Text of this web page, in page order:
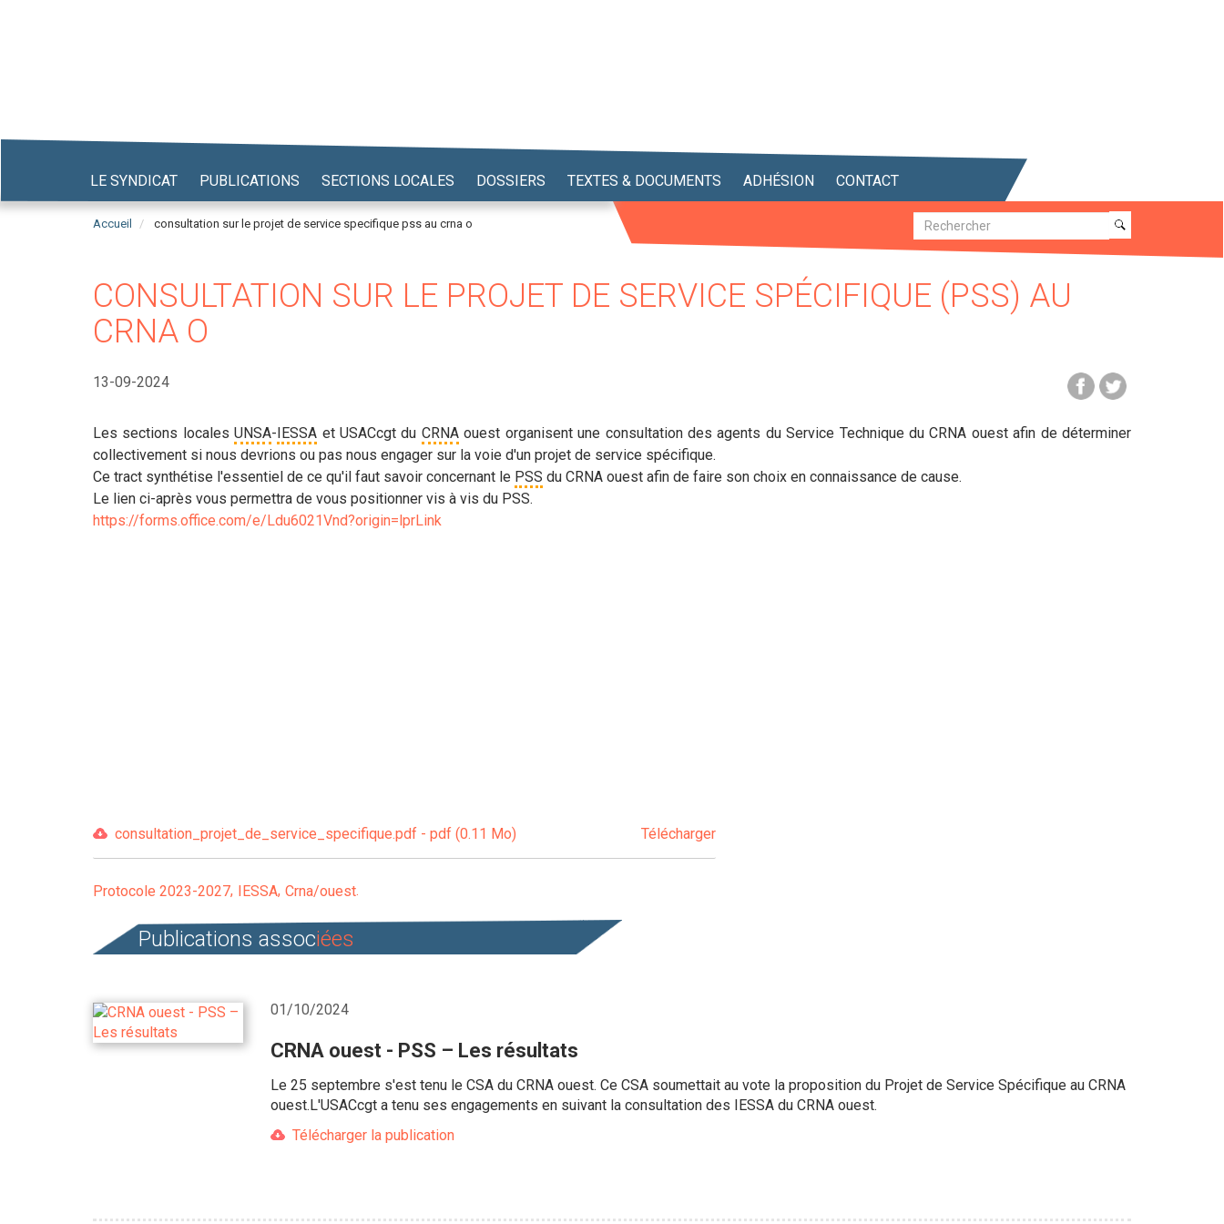
LE SYNDICAT PUBLICATIONS SECTIONS LOCALES DOSSIERS TEXTES & DOCUMENTS ADHÉSION CONTACT
Accueil consultation sur le projet de service specifique pss au crna o Recherche
Recherche
CONSULTATION SUR LE PROJET DE SERVICE SPÉCIFIQUE (PSS) AU
CRNA O
13-09-2024
Les sections localesUNSA-IESSA et USACcgt du CRNAouest organisent une consultation des agents du Service Technique du CRNA ouest afin de déterminer
collectivement si nous devrions ou pas nous engager sur la voie d'un projet de service spécifique.
Ce tract synthétise l'essentiel de ce qu'il faut savoir concernant le PSS du CRNA ouest afin de faire son choix en connaissance de cause.
Le lien ci-après vous permettra de vous positionner vis à vis du PSS.
https://forms.office.com/e/Ldu6021Vnd?origin=lprLink
consultation_projet_de_service_specifique.pdf - pdf (0.11 Mo) Télécharger
Protocole 2023-2027 IESSA Crna/ouest
Publications associées
01/10/2024
CRNA ouest - PSS – Les résultats
Le 25 septembre s'est tenu le CSA du CRNA ouest. Ce CSA soumettait au vote la proposition du Projet de Service Spécifique au CRNA
ouest.L'USACcgt a tenu ses engagements en suivant la consultation des IESSA du CRNA ouest.
Télécharger la publication